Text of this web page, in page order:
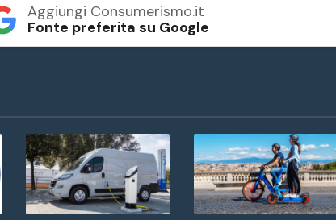
Aggiungi Consumerismo.it
Fonte preferita su Google